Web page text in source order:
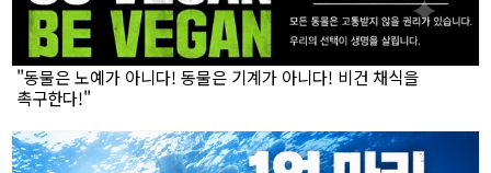
"동물은 노예가 아니다! 동물은 기계가 아니다! 비건 채식을
촉구한다!"